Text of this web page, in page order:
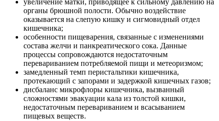
увеличение матки, приводящее к сильному давлению на
органы брюшной полости. Обычно воздействие
оказывается на слепую кишку и сигмовидный отдел
кишечника;
особенности пищеварения, связанные с изменениями
состава желчи и панкреатического сока. Данные
процессы сопровождаются недостаточным
перевариванием потребляемой пищи и метеоризмом;
замедленный темп перистальтики кишечника,
протекающий с запорами и задержкой кишечных газов;
дисбаланс микрофлоры кишечника, вызванный
сложностями эвакуации кала из толстой кишки,
недостаточным перевариванием и всасыванием
пищевых веществ.